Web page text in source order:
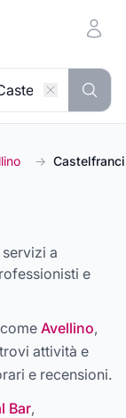
→ Castelfranci
a
e
Avellino,
attività e
e recensioni.
Bar,